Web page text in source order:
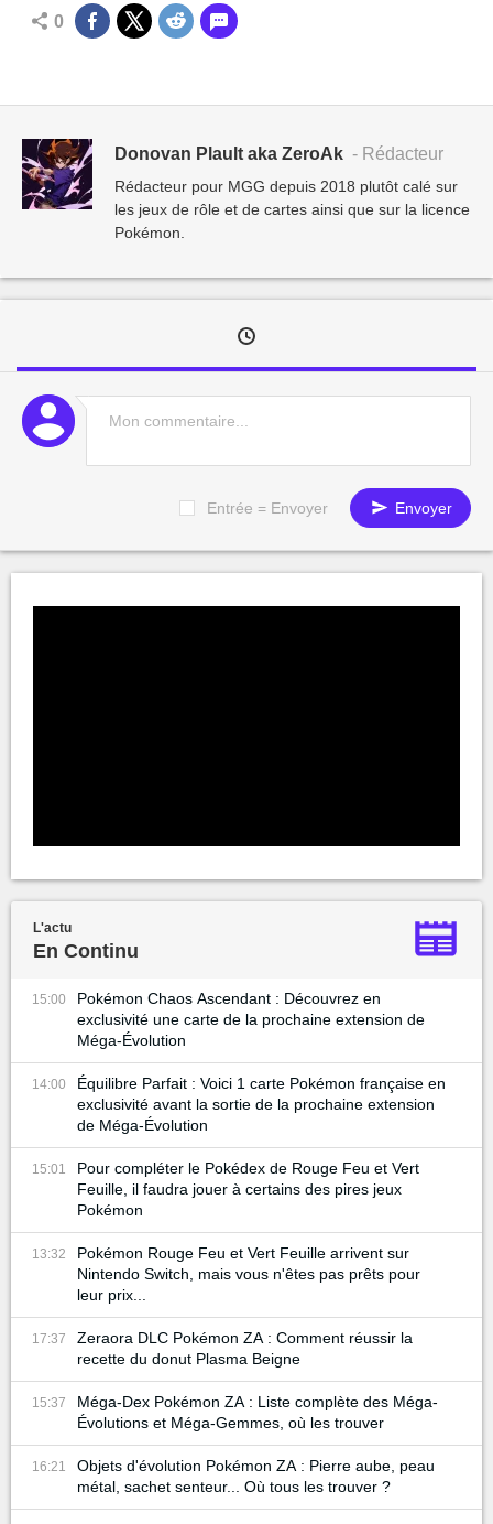
0
Donovan Plault aka ZeroAk - Rédacteur
Rédacteur pour MGG depuis 2018 plutôt calé sur
les jeux de rôle et de cartes ainsi que sur la licence
Pokémon.
Entrée = Envoyer Envoyer
L'actu
En Continu
15:00
Pokémon Chaos Ascendant : Découvrez en
exclusivité une carte de la prochaine extension de
Méga-Évolution
14:00
Équilibre Parfait : Voici 1 carte Pokémon française en
exclusivité avant la sortie de la prochaine extension
de Méga-Évolution
15:01
Pour compléter le Pokédex de Rouge Feu et Vert
Feuille, il faudra jouer à certains des pires jeux
Pokémon
13:32
Pokémon Rouge Feu et Vert Feuille arrivent sur
Nintendo Switch, mais vous n'êtes pas prêts pour
leur prix...
17:37
Zeraora DLC Pokémon ZA : Comment réussir la
recette du donut Plasma Beigne
15:37
Méga-Dex Pokémon ZA : Liste complète des Méga-
Évolutions et Méga-Gemmes, où les trouver
16:21
Objets d'évolution Pokémon ZA : Pierre aube, peau
métal, sachet senteur... Où tous les trouver ?